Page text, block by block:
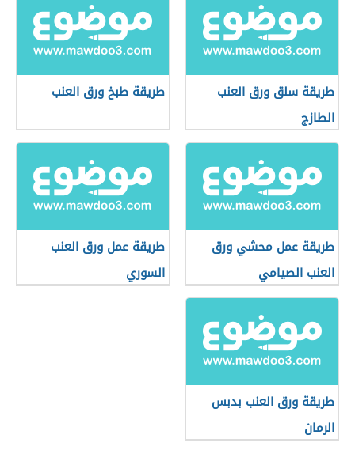
طريقة سلق ورق العنب
الطازج
طريقة طبخ ورق العنب
طريقة عمل محشي ورق
العنب الصيامي
طريقة عمل ورق العنب
السوري
طريقة ورق العنب بدبس
الرمان